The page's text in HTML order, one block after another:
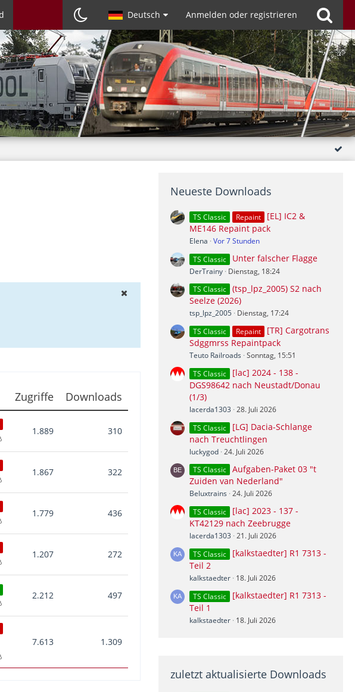
Deutsch Anmelden oder registrieren
Zugriffe Downloads
1.889 310
1.867 322
1.779 436
1.207 272
2.212 497
7.613 1.309
Neueste Downloads
TS Classic Repaint
[EL] IC2 &
ME146 Repaint pack
Elena Vor 7 Stunden
TS Classic
Unter falscher Flagge
DerTrainy Dienstag, 18:24
TS Classic (tsp_lpz_2005) S2 nach
Seelze (2026)
tsp_lpz_2005
Dienstag, 17:24
TS Classic
Repaint
[TR] Cargotrans
Sdggmrss Repaintpack
Teuto Railroads Sonntag, 15:51
TS Classic
[lac] 2024 - 138 -
DGS98642 nach Neustadt/Donau
(1/3)
lacerda1303 28. Juli 2026
TS Classic
[LG] Dacia-Schlange
nach Treuchtlingen
luckygod 24. Juli 2026
TS Classic Aufgaben-Paket 03 "t
Zuiden van Nederland"
Beluxtrains 24. Juli 2026
TS Classic
[lac] 2023 - 137 -
KT42129 nach Zeebrugge
lacerda1303 21. Juli 2026
TS Classic
[kalkstaedter] R1 7313 -
Teil 2
kalkstaedter 18. Juli 2026
TS Classic
[kalkstaedter] R1 7313 -
Teil 1
kalkstaedter 18. Juli 2026
zuletzt aktualisierte Downloads